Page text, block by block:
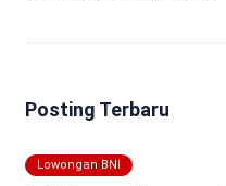
Posting Terbaru
Lowongan BNI